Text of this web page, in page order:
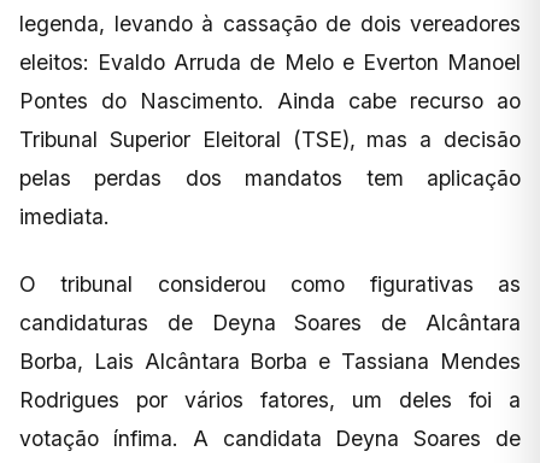
legenda, levando à cassação de dois vereadores
eleitos: Evaldo Arruda de Melo e Everton Manoel
Pontes do Nascimento. Ainda cabe recurso ao
Tribunal Superior Eleitoral (TSE), mas a decisão
pelas perdas dos mandatos tem aplicação
imediata.
O tribunal considerou como figurativas as
candidaturas de Deyna Soares de Alcântara
Borba, Lais Alcântara Borba e Tassiana Mendes
Rodrigues por vários fatores, um deles foi a
votação ínfima. A candidata Deyna Soares de